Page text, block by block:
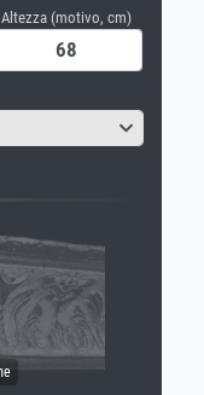
Altezza (motivo, cm)